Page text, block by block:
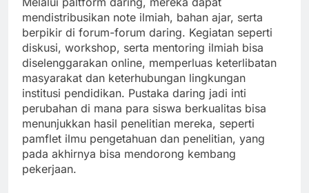
mendistribusikan note ilmiah, bahan ajar, serta
berpikir di forum-forum daring. Kegiatan seperti
diskusi, workshop, serta mentoring ilmiah bisa
diselenggarakan online, memperluas keterlibatan
masyarakat dan keterhubungan lingkungan
institusi pendidikan. Pustaka daring jadi inti
perubahan di mana para siswa berkualitas bisa
menunjukkan hasil penelitian mereka, seperti
pamflet ilmu pengetahuan dan penelitian, yang
pada akhirnya bisa mendorong kembang
pekerjaan.